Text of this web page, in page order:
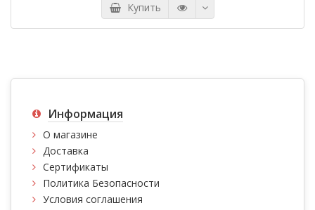
Купить
Информация
О магазине
Доставка
Сертификаты
Политика Безопасности
Условия соглашения